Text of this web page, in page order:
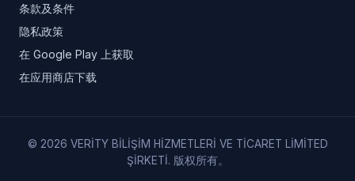
条款及条件
隐私政策
在 Google Play 上获取
在应用商店下载
© 2026 VERİTY BİLİŞİM HİZMETLERİ VE TİCARET LİMİTED
ŞİRKETİ. 版权所有。